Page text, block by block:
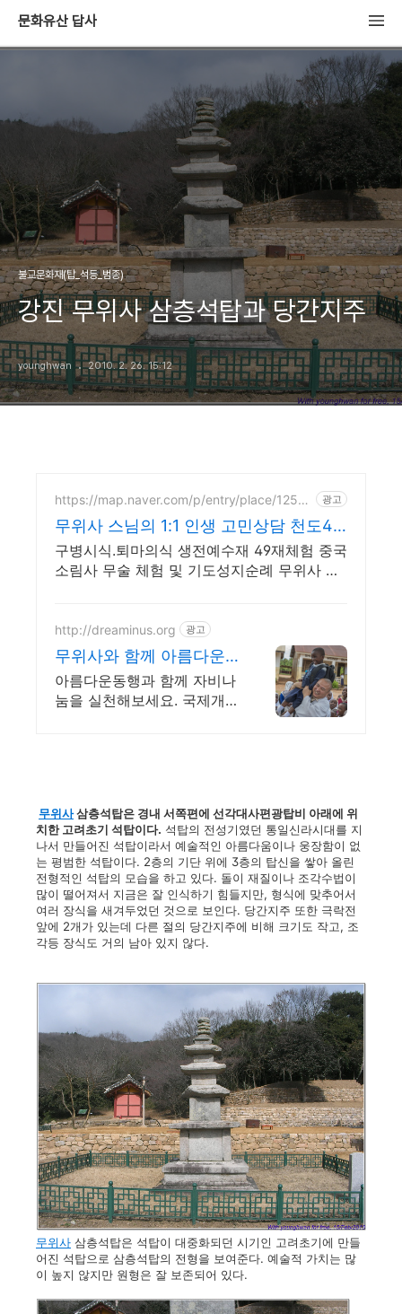
문화유산 답사
불교문화재(탑_석등_범종)
강진 무위사 삼층석탑과 당간지주
younghwan 2010. 2. 26. 15:12
https://map.naver.com/p/entry/place/12521
광고
무위사 스님의 1:1 인생 고민상담 천도49
재 시다림
구병시식.퇴마의식 생전예수재 49재체험 중국
소림사 무술 체험 및 기도성지순례 무위사 스
http://dreaminus.org 광고
무위사와 함께 아름다운
동행 대한불교조계종 설
립 모금기관
아름다운동행과 함께 자비나
눔을 실천해보세요. 국제개
무위사삼층석탑은 경내 서쪽편에 선각대사편광탑비 아래에 위
치한 고려초기 석탑이다. 석탑의 전성기였던 통일신라시대를 지
나서 만들어진 석탑이라서 예술적인 아름다움이나 웅장함이 없
는 평범한 석탑이다. 2층의 기단 위에 3층의 탑신을 쌓아 올린
전형적인 석탑의 모습을 하고 있다. 돌이 재질이나 조각수법이
많이 떨어져서 지금은 잘 인식하기 힘들지만, 형식에 맞추어서
여러 장식을 새겨두었던 것으로 보인다. 당간지주 또한 극락전
앞에 2개가 있는데 다른 절의 당간지주에 비해 크기도 작고, 조
각등 장식도 거의 남아 있지 않다.
무위사 삼층석탑은 석탑이 대중화되던 시기인 고려초기에 만들
어진 석탑으로 삼층석탑의 전형을 보여준다. 예술적 가치는 많
이 높지 않지만 원형은 잘 보존되어 있다.